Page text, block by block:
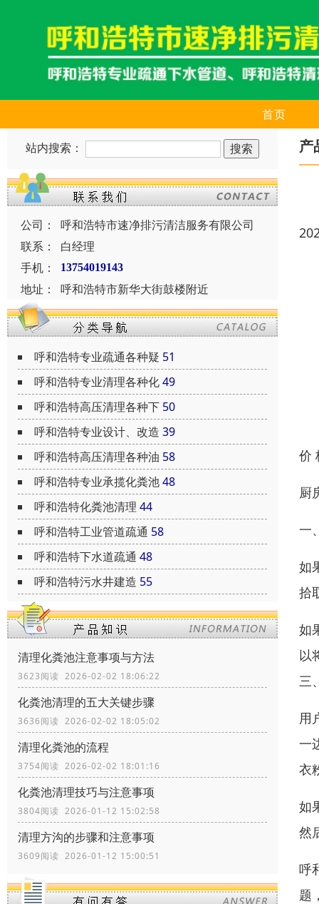
首页
站内搜索：
公司：
呼和浩特市速净排污清洁服务有限公司
联系：
白经理
手机：
13754019143
地址： 呼和浩特市新华大街鼓楼附近
呼和浩特专业疏通各种疑 51
呼和浩特专业清理各种化49
呼和浩特高压清理各种下 50
呼和浩特专业设计、改造 39
呼和浩特高压清理各种油 58
呼和浩特专业承揽化粪池48
呼和浩特化粪池清理 44
呼和浩特工业管道疏通 58
呼和浩特下水道疏通 48
呼和浩特污水井建造 55
清理化粪池注意事项与方法
3623阅读 2026-02-02 18:06:22
化粪池清理的五大关键步骤
3636阅读 2026-02-02 18:05:02
清理化粪池的流程
3754阅读 2026-02-02 18:01:16
化粪池清理技巧与注意事项
3804阅读 2026-01-12 15:02:58
清理方沟的步骤和注意事项
3609阅读 2026-01-12 15:00:51
产
价
厨
一
如
拾
如
以
三
用
一
衣
如
然
呼
题